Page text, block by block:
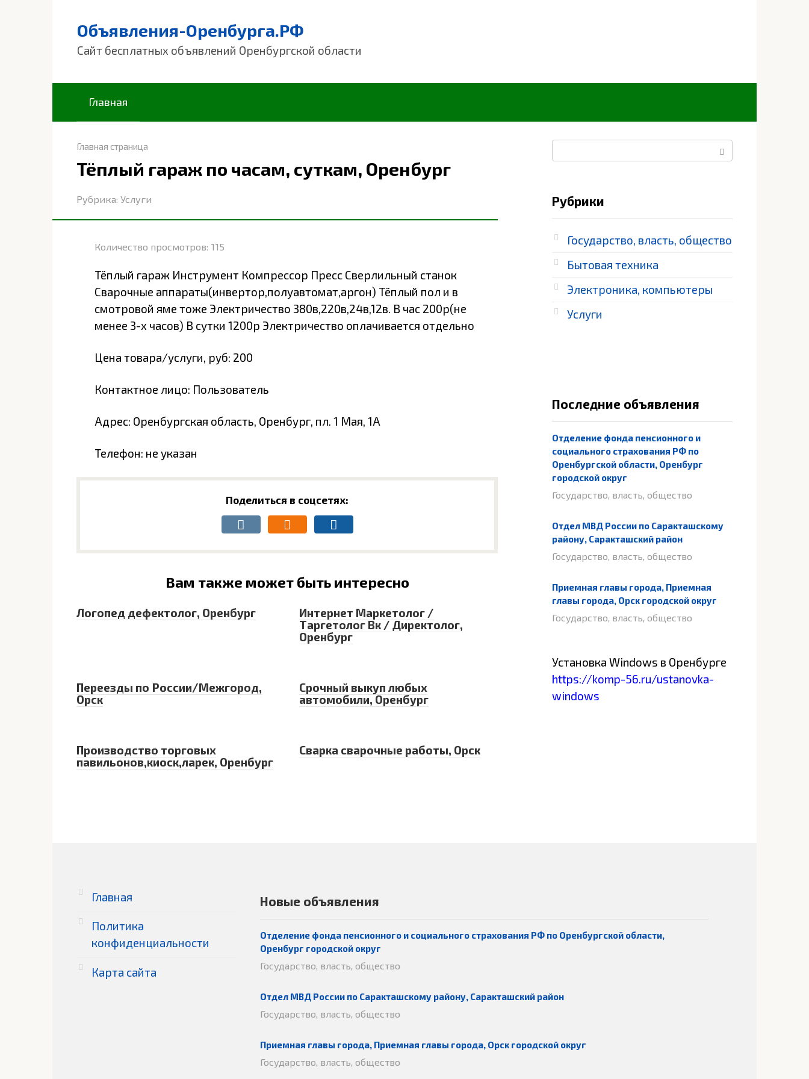
Объявления-Оренбурга.РФ
Сайт бесплатных объявлений Оренбургской области
Главная
Главная страница
Тёплый гараж по часам, суткам, Оренбург
Рубрика: Услуги
Количество просмотров: 115
Тёплый гараж Инструмент Компрессор Пресс Сверлильный станок
Сварочные аппараты(инвертор,полуавтомат,аргон) Тёплый пол и в
смотровой яме тоже Электричество 380в,220в,24в,12в. В час 200р(не
менее 3-х часов) В сутки 1200р Электричество оплачивается отдельно
Цена товара/услуги, руб: 200
Контактное лицо: Пользователь
Адрес: Оренбургская область, Оренбург, пл. 1 Мая, 1А
Телефон: не указан
Поделиться в соцсетях:
Вам также может быть интересно
Логопед дефектолог, Оренбург
Интернет Маркетолог /
Таргетолог Вк / Директолог,
Оренбург
Переезды по России/Межгород,
Орск
Срочный выкуп любых
автомобили, Оренбург
Производство торговых
павильонов,киоск,ларек, Оренбург
Сварка сварочные работы, Орск
Рубрики
Государство, власть, общество
Бытовая техника
Электроника, компьютеры
Услуги
Последние объявления
Отделение фонда пенсионного и
социального страхования РФ по
Оренбургской области, Оренбург
городской округ
Государство, власть, общество
Отдел МВД России по Саракташскому
району, Саракташский район
Государство, власть, общество
Приемная главы города, Приемная
главы города, Орск городской округ
Государство, власть, общество
Установка Windows в Оренбурге
https://komp-56.ru/ustanovka-
windows
Главная
Политика
конфиденциальности
Карта сайта
Новые объявления
Отделение фонда пенсионного и социального страхования РФ по Оренбургской области,
Оренбург городской округ
Государство, власть, общество
Отдел МВД России по Саракташскому району, Саракташский район
Государство, власть, общество
Приемная главы города, Приемная главы города, Орск городской округ
Государство, власть, общество